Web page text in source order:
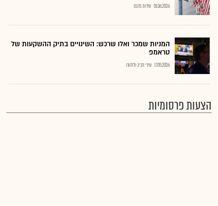
01.06.2026 שירות גלובס
המניות שמכר ואלו שרכש: השינויים בתיק ההשקעות של
טראמפ
17.05.2026 שירי חביב-ולדהורן
הצעות פרסומיות